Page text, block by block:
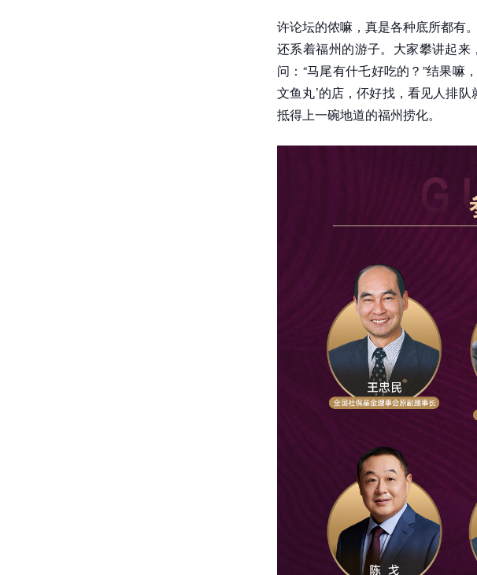
许论坛的侬嘛，真是各种底所都有
还系着福州的游子。大家攀讲起
问：“马尾有什乇好吃的？”结果嘛
文鱼丸’的店，伓好找，看见人排
抵得上一碗地道的福州捞化。